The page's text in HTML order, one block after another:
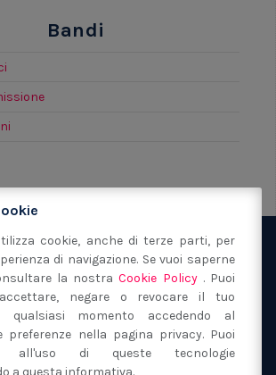
Bandi
Filippo Neri Modena via Sant'Orsola
40 41121 Modena
(MO)
059 217149
C.F.
80017130362
cookie, anche di terze parti, per
di navigazione. Se vuoi saperne
la nostraCookie Policy . Puoi
negare o revocare il tuo
qualsiasi momento accedendo al
preferenze nella pagina privacy. Puoi
all'uso di queste tecnologie
a questa informativa.